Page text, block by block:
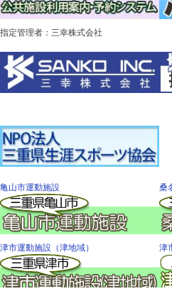
指定管理者：三幸株式会社